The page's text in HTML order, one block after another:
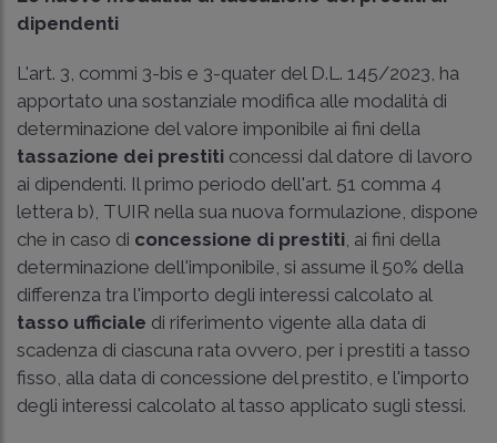
dipendenti
L'art. 3, commi 3-bis e 3-quater del D.L. 145/2023, ha
apportato una sostanziale modifica alle modalità di
determinazione del valore imponibile ai fini della
tassazione dei prestiti concessi dal datore di lavoro
ai dipendenti. Il primo periodo dell'art. 51 comma 4
lettera b), TUIR nella sua nuova formulazione, dispone
che in caso di concessione di prestiti, ai fini della
determinazione dell'imponibile, si assume il 50% della
differenza tra l'importo degli interessi calcolato al
tasso ufficiale di riferimento vigente alla data di
scadenza di ciascuna rata ovvero, per i prestiti a tasso
fisso, alla data di concessione del prestito, e l'importo
degli interessi calcolato al tasso applicato sugli stessi.